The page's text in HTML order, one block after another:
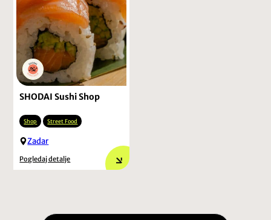
SHODAI Sushi Shop
Shop Street Food
Zadar
Pogledaj detalje